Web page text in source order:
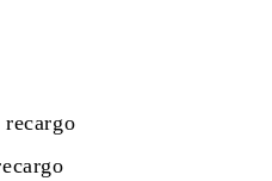
recargo